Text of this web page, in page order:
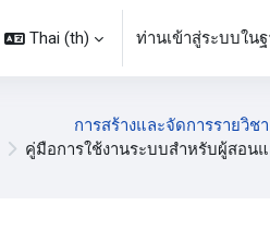
Thai ‎(th)‎ ท่านเข้าสู่ระบบใน
การสร้างและจัดการรายวิชา
คู่มือการใช้งานระบบสำหรับผู้สอนแ